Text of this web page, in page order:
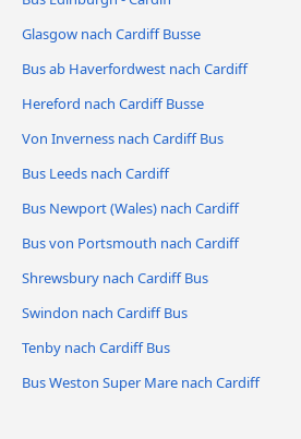
Glasgow nach Cardiff Busse
Bus ab Haverfordwest nach Cardiff
Hereford nach Cardiff Busse
Von Inverness nach Cardiff Bus
Bus Leeds nach Cardiff
Bus Newport (Wales) nach Cardiff
Bus von Portsmouth nach Cardiff
Shrewsbury nach Cardiff Bus
Swindon nach Cardiff Bus
Tenby nach Cardiff Bus
Bus Weston Super Mare nach Cardiff